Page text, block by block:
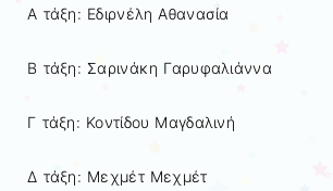
Α τάξη: Εδιρνέλη Αθανασία
Β τάξη: Σαρινάκη Γαρυφαλιάννα
Γ τάξη: Κοντίδου Μαγδαλινή
Δ τάξη: Μεχμέτ Μεχμέτ